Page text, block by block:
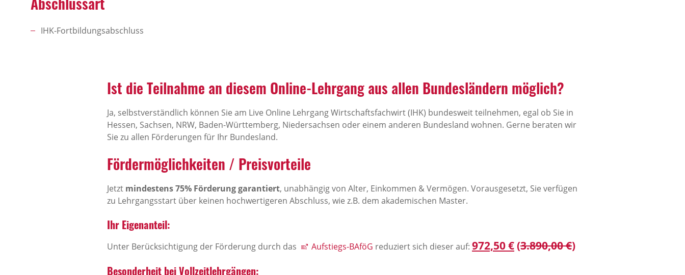
IHK-Fortbildungsabschluss
Ist die Teilnahme an diesem Online-Lehrgang aus allen Bundesländern möglich?
Ja, selbstverständlich können Sie am Live Online Lehrgang Wirtschaftsfachwirt (IHK) bundesweit teilnehmen, egal ob Sie in
Hessen, Sachsen, NRW, Baden-Württemberg, Niedersachsen oder einem anderen Bundesland wohnen. Gerne beraten wir
Sie zu allen Förderungen für Ihr Bundesland.
Fördermöglichkeiten / Preisvorteile
Jetzt mindestens 75% Förderung garantiert, unabhängig von Alter, Einkommen & Vermögen. Vorausgesetzt, Sie verfügen
zu Lehrgangsstart über keinen hochwertigeren Abschluss, wie z.B. dem akademischen Master.
Ihr Eigenanteil:
Unter Berücksichtigung der Förderung durch das Aufstiegs-BAföG reduziert sich dieser auf: 972,50 €(3.890,00 €)
Besonderheit bei Vollzeitlehrgängen: